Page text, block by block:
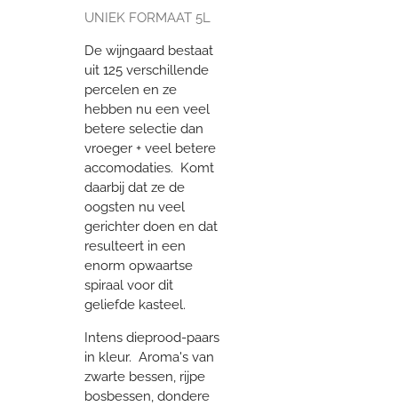
UNIEK FORMAAT 5L
De wijngaard bestaat
uit 125 verschillende
percelen en ze
hebben nu een veel
betere selectie dan
vroeger + veel betere
accomodaties. Komt
daarbij dat ze de
oogsten nu veel
gerichter doen en dat
resulteert in een
enorm opwaartse
spiraal voor dit
geliefde kasteel.
Intens dieprood-paars
in kleur. Aroma's van
zwarte bessen, rijpe
bosbessen, dondere